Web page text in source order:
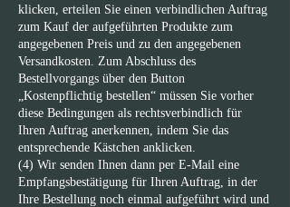
klicken, erteilen Sie einen verbindlichen Auftrag
zum Kauf der aufgeführten Produkte zum
angegebenen Preis und zu den angegebenen
Versandkosten. Zum Abschluss des
Bestellvorgangs über den Button
„Kostenpflichtig bestellen“ müssen Sie vorher
diese Bedingungen als rechtsverbindlich für
Ihren Auftrag anerkennen, indem Sie das
entsprechende Kästchen anklicken.
(4) Wir senden Ihnen dann per E-Mail eine
Empfangsbestätigung für Ihren Auftrag, in der
Ihre Bestellung noch einmal aufgeführt wird und